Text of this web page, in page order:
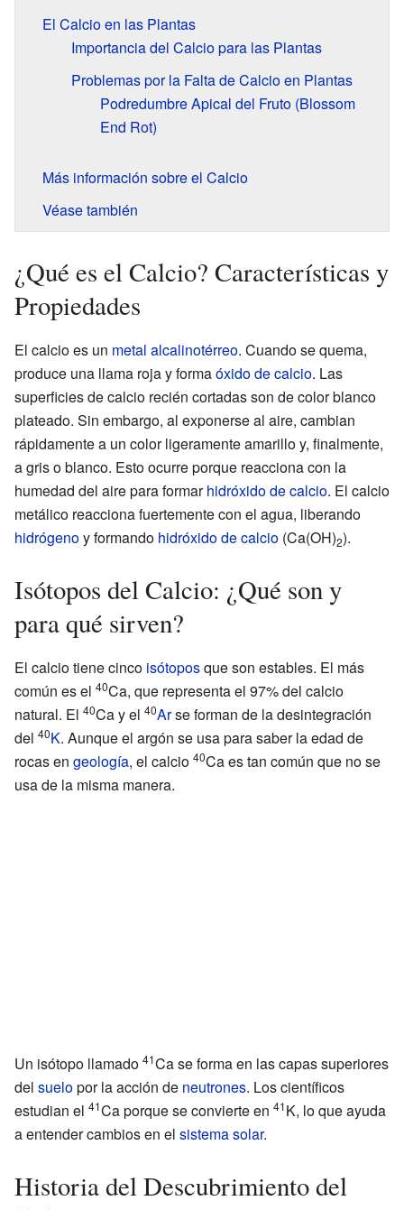
El Calcio en las Plantas
Importancia del Calcio para las Plantas
Problemas por la Falta de Calcio en Plantas
Podredumbre Apical del Fruto (Blossom
End Rot)
Más información sobre el Calcio
Véase también
¿Qué es el Calcio? Características y
Propiedades
El calcio es un metal alcalinotérreo. Cuando se quema,
produce una llama roja y formaóxido de calcio. Las
superficies de calcio recién cortadas son de color blanco
plateado. Sin embargo, al exponerse al aire, cambian
rápidamente a un color ligeramente amarillo y, finalmente,
a gris o blanco. Esto ocurre porque reacciona con la
humedad del aire para formarhidróxido de calcio. El calcio
metálico reacciona fuertemente con el agua, liberando
hidrógenoy formando hidróxido de calcio (Ca(OH)2).
Isótopos del Calcio: ¿Qué son y
para qué sirven?
El calcio tiene cinco isótoposque son estables. El más
común es el 40Ca, que representa el 97% del calcio
natural. El 40Ca y el 40Arse forman de la desintegración
del 40K. Aunque el argón se usa para saber la edad de
rocas en geología, el calcio 40Ca es tan común que no se
usa de la misma manera.
Un isótopo llamado 41Ca se forma en las capas superiores
del suelopor la acción de neutrones. Los científicos
estudian el 41Ca porque se convierte en 41K, lo que ayuda
a entender cambios en el sistema solar.
Historia del Descubrimiento del